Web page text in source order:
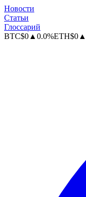
Новости
Статьи
Глоссарий
BTC$0 ▲ 0.0%ETH$0 ▲